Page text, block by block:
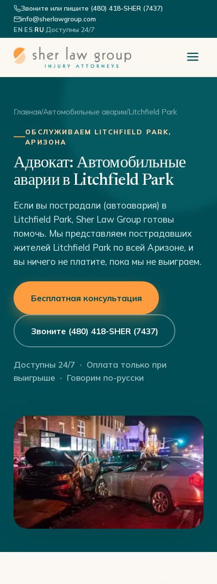
Звоните или пишите (480) 418-SHER (7437)
info@sherlawgroup.com
EN·ES·RU·Доступны 24/7
Главная/Автомобильные аварии/Litchfield Park
ОБСЛУЖИВАЕМ LITCHFIELD PARK,
АРИЗОНА
Адвокат: Автомобильные
аварии в Litchfield Park
Если вы пострадали (автоавария) в
Litchfield Park, Sher Law Group готовы
помочь. Мы представляем пострадавших
жителей Litchfield Park по всей Аризоне, и
вы ничего не платите, пока мы не выиграем.
Бесплатная консультация
Звоните (480) 418-SHER (7437)
Доступны 24/7 · Оплата только при
выигрыше · Говорим по-русски